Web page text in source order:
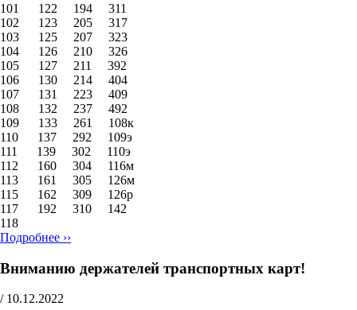
101 122 194 311
102 123 205 317
103 125 207 323
104 126 210 326
105 127 211 392
106 130 214 404
107 131 223 409
108 132 237 492
109 133 261 108к
110 137 292 109э
111 139 302 110э
112 160 304 116м
113 161 305 126м
115 162 309 126р
117 192 310 142
118
Подробнее ››
Вниманию держателей транспортных карт!
/ 10.12.2022